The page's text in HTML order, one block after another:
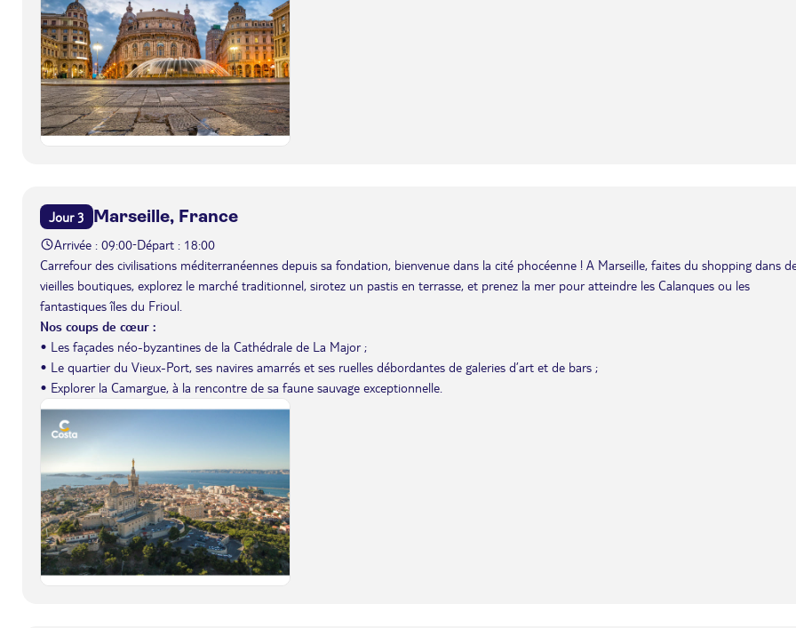
Jour 3 Marseille, France
Arrivée : 09:00-Départ : 18:00
Carrefour des civilisations méditerranéennes depuis sa fondation, bienvenue dans la cité phocéenne ! A Marseille, faites du shopping dans
vieilles boutiques, explorez le marché traditionnel, sirotez un pastis en terrasse, et prenez la mer pour atteindre les Calanques ou les
fantastiques îles du Frioul.
Nos coups de cœur :
• Les façades néo-byzantines de la Cathédrale de La Major ;
• Le quartier du Vieux-Port, ses navires amarrés et ses ruelles débordantes de galeries d’art et de bars ;
• Explorer la Camargue, à la rencontre de sa faune sauvage exceptionnelle.